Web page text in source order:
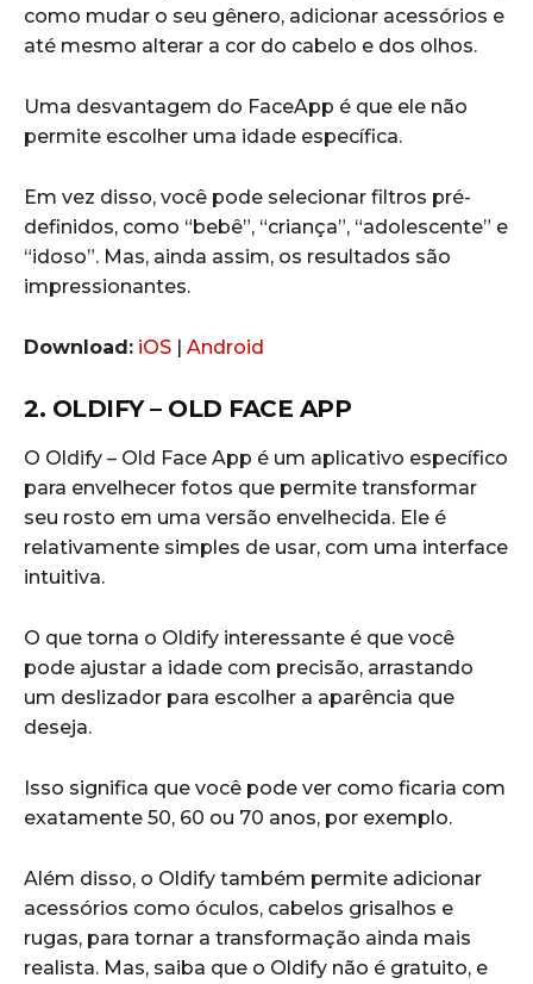
como mudar o seu gênero, adicionar acessórios e
até mesmo alterar a cor do cabelo e dos olhos.
Uma desvantagem do FaceApp é que ele não
permite escolher uma idade específica.
Em vez disso, você pode selecionar filtros pré-
definidos, como “bebê”, “criança”, “adolescente” e
“idoso”. Mas, ainda assim, os resultados são
impressionantes.
Download: iOS Android
2. OLDIFY – OLD FACE APP
O Oldify – Old Face App é um aplicativo específico
para envelhecer fotos que permite transformar
seu rosto em uma versão envelhecida. Ele é
relativamente simples de usar, com uma interface
intuitiva.
O que torna o Oldify interessante é que você
pode ajustar a idade com precisão, arrastando
um deslizador para escolher a aparência que
deseja.
Isso significa que você pode ver como ficaria com
exatamente 50, 60 ou 70 anos, por exemplo.
Além disso, o Oldify também permite adicionar
acessórios como óculos, cabelos grisalhos e
rugas, para tornar a transformação ainda mais
realista. Mas, saiba que o Oldify não é gratuito, e